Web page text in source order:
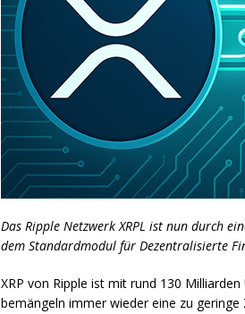
Das Ripple Netzwerk XRPL ist nun durch
dem Standardmodul für Dezentralisierte
XRP von Ripple ist mit rund 130
bemängeln immer wieder eine zu